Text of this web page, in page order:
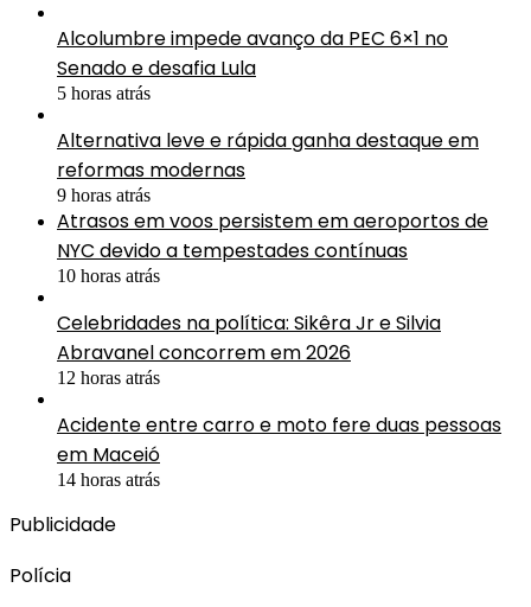
Alcolumbre impede avanço da PEC 6×1 no
Senado e desafia Lula
5 horas atrás
Alternativa leve e rápida ganha destaque em
reformas modernas
9 horas atrás
Atrasos em voos persistem em aeroportos de
NYC devido a tempestades contínuas
10 horas atrás
Celebridades na política: Sikêra Jr e Silvia
Abravanel concorrem em 2026
12 horas atrás
Acidente entre carro e moto fere duas pessoas
em Maceió
14 horas atrás
Publicidade
Polícia